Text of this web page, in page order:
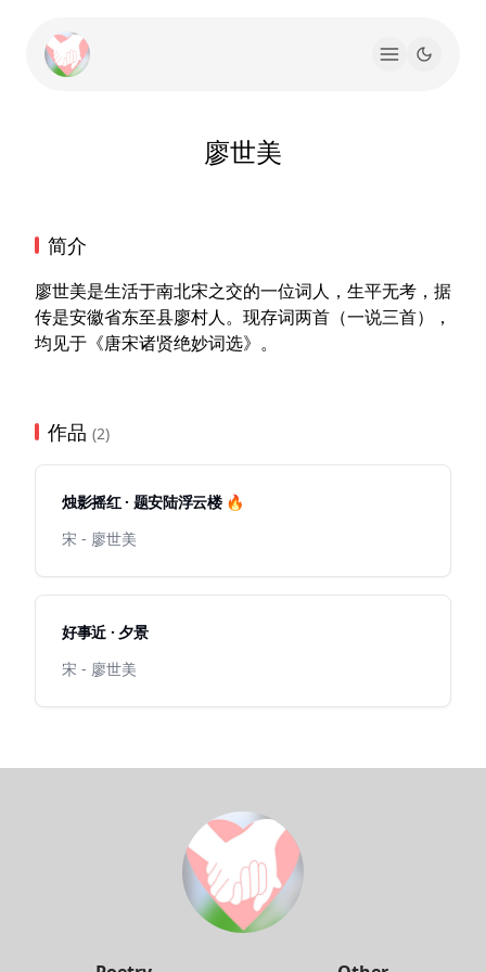
廖世美
简介
廖世美是生活于南北宋之交的一位词人，生平无考，据
传是安徽省东至县廖村人。现存词两首（一说三首），
均见于《唐宋诸贤绝妙词选》。
作品 (2)
烛影摇红 · 题安陆浮云楼 🔥
宋 - 廖世美
好事近 · 夕景
宋 - 廖世美